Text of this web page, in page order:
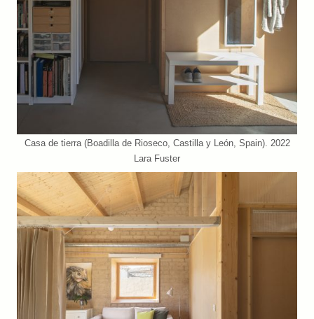
Casa de tierra (Boadilla de Rioseco, Castilla y León, Spain). 2022
Lara Fuster